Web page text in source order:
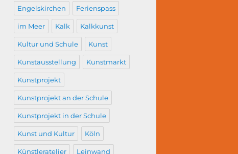
Engelskirchen Ferienspass
im Meer Kalk Kalkkunst
Kultur und Schule Kunst
Kunstausstellung Kunstmarkt
Kunstprojekt
Kunstprojekt an der Schule
Kunstprojekt in der Schule
Kunst und Kultur Köln
Künstleratelier Leinwand